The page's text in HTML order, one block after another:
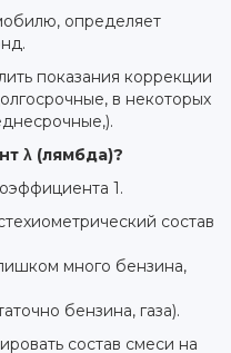
определяет
показания коррекции
в некоторых
λ (лямбда)?
1.
состав
много бензина,
бензина, газа).
состав смеси на